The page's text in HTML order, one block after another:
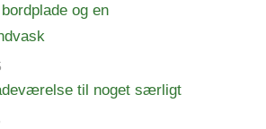
og en
til noget særligt